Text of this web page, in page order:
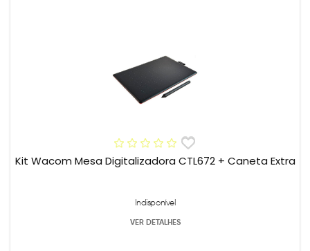
Kit Wacom Mesa Digitalizadora CTL672 + Caneta Extra
Indisponível
VER DETALHES